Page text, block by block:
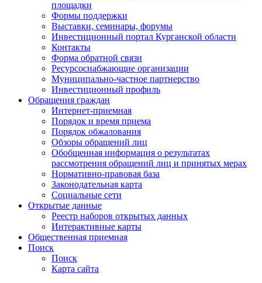
площадки
Формы поддержки
Выставки, семинары, форумы
Инвестиционный портал Курганской области
Контакты
Форма обратной связи
Ресурсоснабжающие организации
Муниципально-частное партнерство
Инвестиционный профиль
Обращения граждан
Интернет-приемная
Порядок и время приема
Порядок обжалования
Обзоры обращений лиц
Обобщенная информация о результатах
рассмотрения обращений лиц и принятых мерах
Нормативно-правовая база
Законодательная карта
Социальные сети
Открытые данные
Реестр наборов открытых данных
Интерактивные карты
Общественная приемная
Поиск
Поиск
Карта сайта